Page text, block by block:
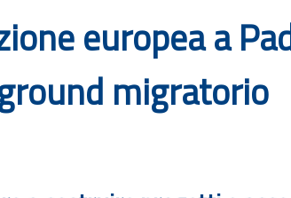
europea a
migratorio